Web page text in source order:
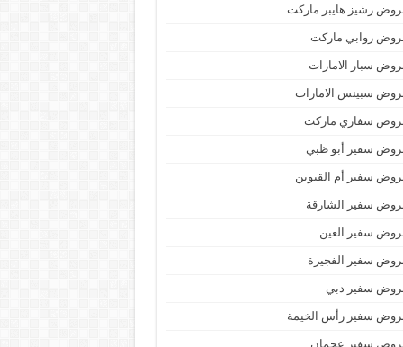
رشيز هايبر ماركت
روابي ماركت
سبار الامارات
سبينس الامارات
سفاري ماركت
سفير أبو ظبي
سفير أم القيوين
سفير الشارقة
سفير العين
سفير الفجيرة
سفير دبي
سفير رأس الخيمة
سفير عجمان